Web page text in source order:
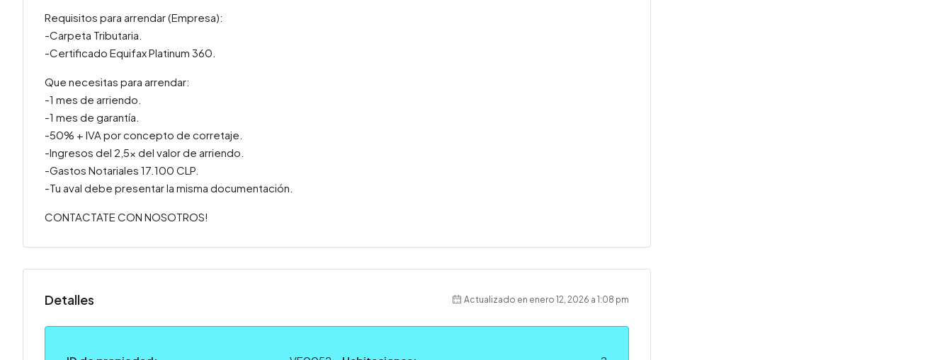
Requisitos para arrendar (Empresa):
-Carpeta Tributaria.
-Certificado Equifax Platinum 360.
Que necesitas para arrendar:
-1 mes de arriendo.
-1 mes de garantía.
-50% + IVA por concepto de corretaje.
-Ingresos del 2,5x del valor de arriendo.
-Gastos Notariales 17.100 CLP.
-Tu aval debe presentar la misma documentación.
CONTACTATE CON NOSOTROS!
Detalles Actualizado en enero 12, 2026 a 1:08 pm